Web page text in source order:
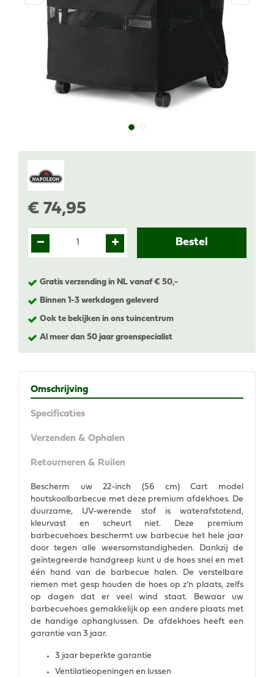
€ 74,95
Gratis verzending in NL vanaf € 50,-
Binnen 1-3 werkdagen geleverd
Ook te bekijken in ons tuincentrum
Al meer dan 50 jaar groenspecialist
Omschrijving
Specificaties
Verzenden & Ophalen
Retourneren & Ruilen
Bescherm uw 22-inch (56 cm) Cart model
houtskoolbarbecue met deze premium afdekhoes. De
duurzame, UV-werende stof is waterafstotend,
kleurvast en scheurt niet. Deze premium
barbecuehoes beschermt uw barbecue het hele jaar
door tegen alle weersomstandigheden. Dankzij de
geïntegreerde handgreep kunt u de hoes snel en met
één hand van de barbecue halen. De verstelbare
riemen met gesp houden de hoes op z’n plaats, zelfs
op dagen dat er veel wind staat. Bewaar uw
barbecuehoes gemakkelijk op een andere plaats met
de handige ophanglussen. De afdekhoes heeft een
garantie van 3 jaar.
3 jaar beperkte garantie
Ventilatieopeningen en lussen